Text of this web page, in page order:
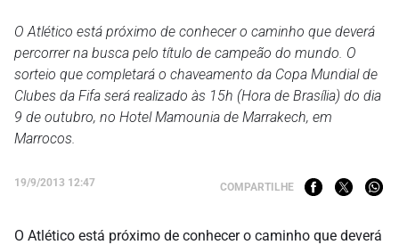
O Atlético está próximo de conhecer o caminho que deverá
percorrer na busca pelo título de campeão do mundo. O
sorteio que completará o chaveamento da Copa Mundial de
Clubes da Fifa será realizado às 15h (Hora de Brasília) do dia
9 de outubro, no Hotel Mamounia de Marrakech, em
Marrocos.
19/9/2013 12:47 COMPARTILHE
O Atlético está próximo de conhecer o caminho que deverá